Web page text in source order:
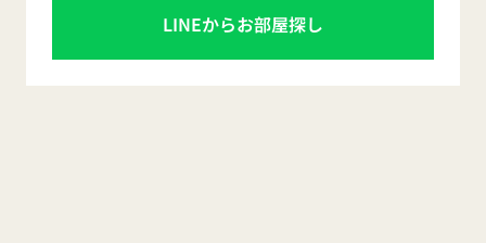
LINEからお部屋探し